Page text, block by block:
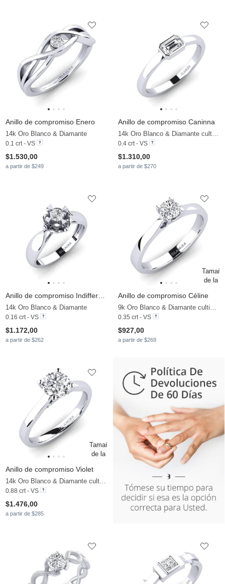
Anillo de compromiso Enero
14k Oro Blanco & Diamante
0.1 crt - VS
$1.530,00
a partir de $249
Anillo de compromiso Caninna
0.4 crt - VS
$1.310,00
a partir de $270
14k Oro Blanco & Diamante
0.16 crt - VS
$1.172,00
a partir de $262
Anillo de compromiso Céline
0.35 crt - VS
$927,00
a partir de $269
Anillo de compromiso Violet
0.88 crt - VS
$1.476,00
a partir de $285